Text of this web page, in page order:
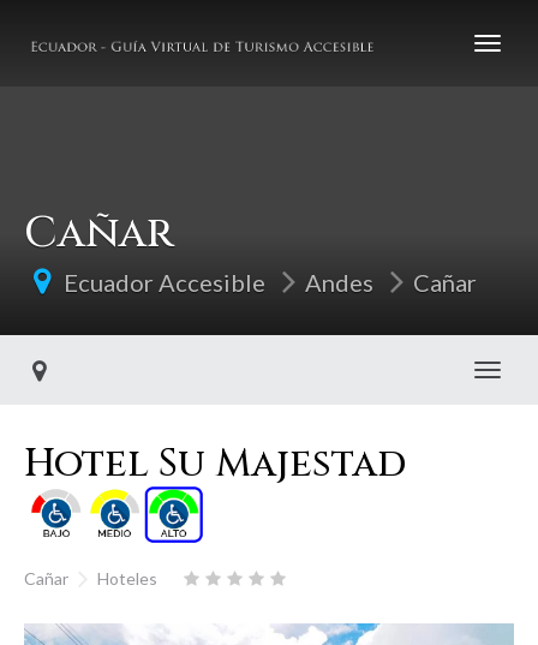
Cañar
Ecuador Accesible Andes Cañar
Hotel Su Majestad
Cañar Hoteles